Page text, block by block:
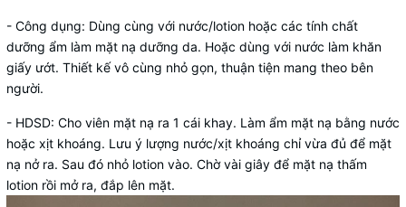
- Công dụng: Dùng cùng với nước/lotion hoặc các tính chất
dưỡng ẩm làm mặt nạ dưỡng da. Hoặc dùng với nước làm khăn
giấy ướt. Thiết kế vô cùng nhỏ gọn, thuận tiện mang theo bên
người.
- HDSD: Cho viên mặt nạ ra 1 cái khay. Làm ẩm mặt nạ bằng nước
hoặc xịt khoáng. Lưu ý lượng nước/xịt khoáng chỉ vừa đủ để mặt
nạ nở ra. Sau đó nhỏ lotion vào. Chờ vài giây để mặt nạ thấm
lotion rồi mở ra, đắp lên mặt.